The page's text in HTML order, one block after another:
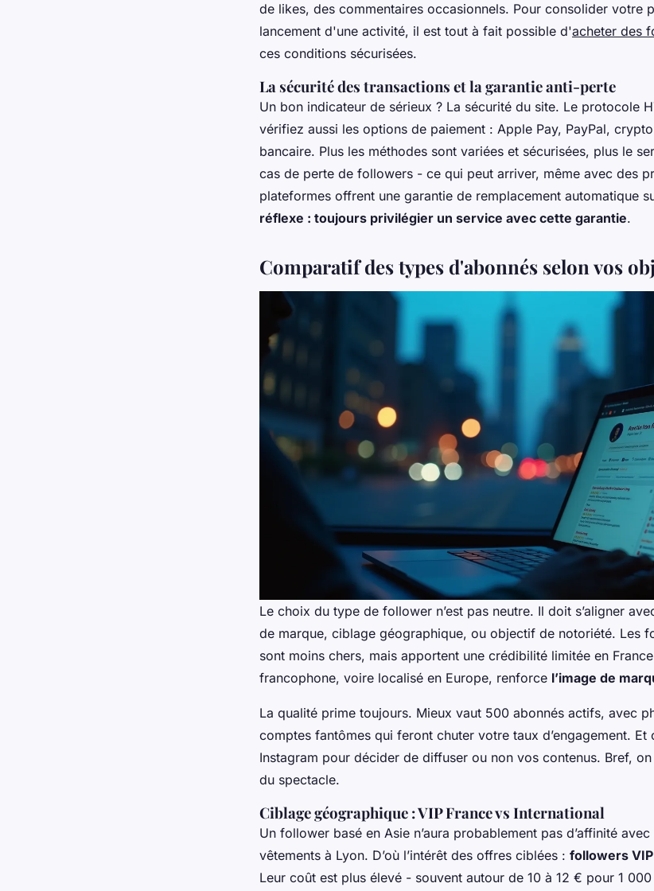
de likes, des commentaires occasionnels. Pour consolider votre
lancement d'une activité, il est tout à fait possible d'acheter des
ces conditions sécurisées.
La sécurité des transactions et la garantie anti-perte
Un bon indicateur de sérieux ? La sécurité du site. Le protocole
vérifiez aussi les options de paiement : Apple Pay, PayPal,
bancaire. Plus les méthodes sont variées et sécurisées, plus le
cas de perte de followers - ce qui peut arriver, même avec des
plateformes offrent une garantie de remplacement automatique
réflexe : toujours privilégier un service avec cette garantie.
Comparatif des types d'abonnés selon vos
Le choix du type de follower n’est pas neutre. Il doit s’aligner
de marque, ciblage géographique, ou objectif de notoriété. Les
sont moins chers, mais apportent une crédibilité limitée en
francophone, voire localisé en Europe, renforce l’image de
La qualité prime toujours. Mieux vaut 500 abonnés actifs, avec
comptes fantômes qui feront chuter votre taux d’engagement. Et
Instagram pour décider de diffuser ou non vos contenus. Bref,
du spectacle.
Ciblage géographique : VIP France vs International
Un follower basé en Asie n’aura probablement pas d’affinité
vêtements à Lyon. D’où l’intérêt des offres ciblées : followers
Leur coût est plus élevé - souvent autour de 10 à 12 € pour 1